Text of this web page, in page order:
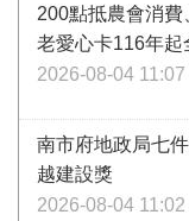
200點抵農會消
老愛心卡116年起
2026-08-04 11:07
南市府地政局七
越建設獎
2026-08-04 11:02